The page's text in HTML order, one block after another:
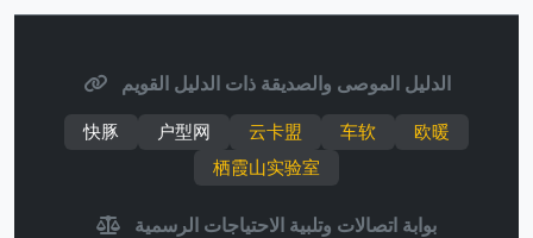
الدليل الموصى والصديقة ذات الدليل القويم
快豚 户型网 云卡盟 车软
欧暖
栖霞山实验室
بوابة اتصالات وتلبية الاحتياجات الرسمية